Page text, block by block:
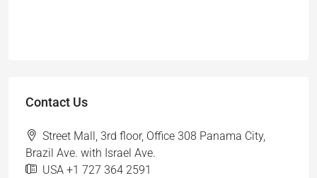
Contact Us
Street Mall, 3rd floor, Office 308 Panama City,
Brazil Ave. with Israel Ave.
USA +1 727 364 2591